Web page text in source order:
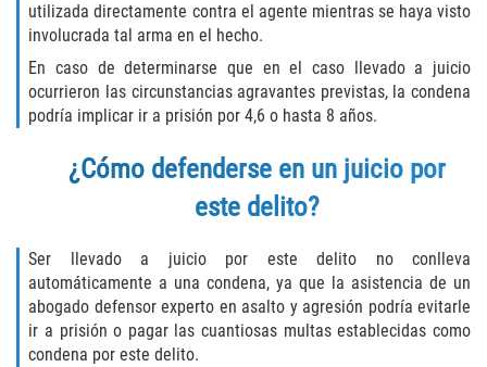
Lesión Corporal a un Cónyuge
Negligencia Infantil
Orden de Protección de Emergencia
Orden de Restricción Permanente
Órdenes de Restricción
Porno Venganza
utilizada directamente contra el agente mientras se haya visto
involucrada tal arma en el hecho.
En caso de determinarse que en el caso llevado a juicio
ocurrieron las circunstancias agravantes previstas, la condena
podría implicar ir a prisión por 4,6 o hasta 8 años.
¿Cómo defenderse en un juicio por
este delito?
Ser llevado a juicio por este delito no conlleva
automáticamente a una condena, ya que la asistencia de un
abogado defensor experto en asalto y agresión podría evitarle
ir a prisión o pagar las cuantiosas multas establecidas como
condena por este delito.